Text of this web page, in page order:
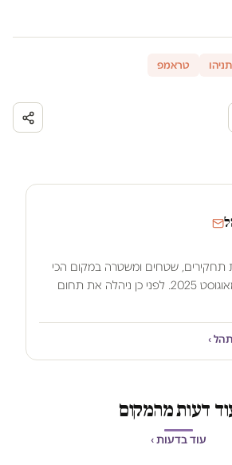
טראמפ
תחקירים, שטחים ומשטרה במקום הכי
חם בגיהנום החל מאוגוסט 2025. לפני כן ניהלה את תחום
המשטרתית באגודה לזכויות האזרח.
היתר בזכויות אדם ואזרח, אלימות
הנפש ורווחה. תהל מסקרת באופן
ביהודה ושומרון ורצועת עזה
sivan.tahel@ha-
›
דעות מהמקום
עוד בדעות ›